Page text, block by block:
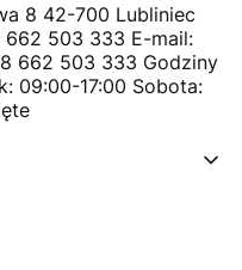
8 42-700 Lubliniec
662 503 333 E-mail:
662 503 333 Godziny
09:00-17:00 Sobota: